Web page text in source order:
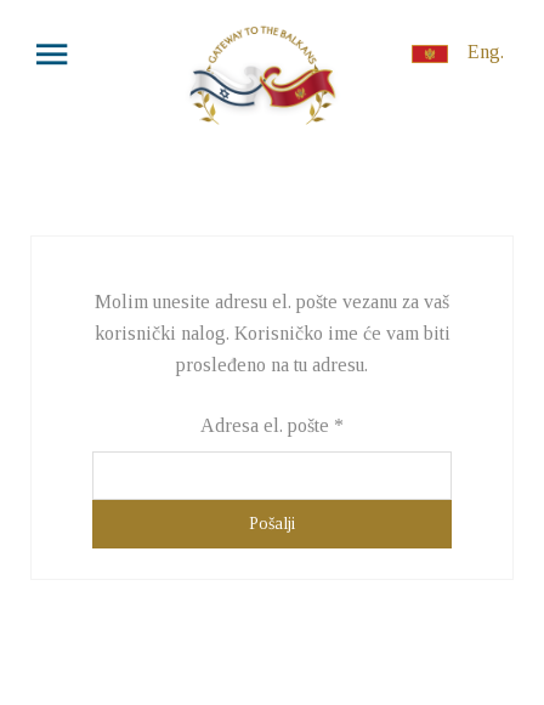
Eng.
Molim unesite adresu el. pošte vezanu za vaš
korisnički nalog. Korisničko ime će vam biti
prosleđeno na tu adresu.
Adresa el. pošte *
Pošalji